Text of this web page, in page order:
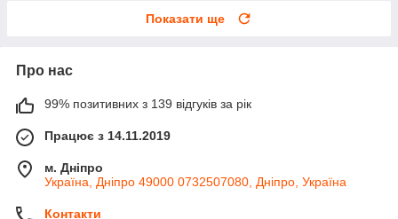
Показати ще
Про нас
99% позитивних з 139 відгуків за рік
Працює з 14.11.2019
м. Дніпро
Україна, Дніпро 49000 0732507080, Дніпро, Україна
Контакти